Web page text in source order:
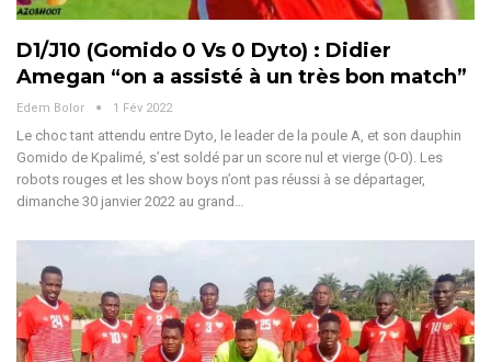
D1/J10 (Gomido 0 Vs 0 Dyto) : Didier
Amegan “on a assisté à un très bon match”
Edem Bolor 1 Fév 2022
Le choc tant attendu entre Dyto, le leader de la poule A, et son dauphin
Gomido de Kpalimé, s’est soldé par un score nul et vierge (0-0). Les
robots rouges et les show boys n’ont pas réussi à se départager,
dimanche 30 janvier 2022 au grand…